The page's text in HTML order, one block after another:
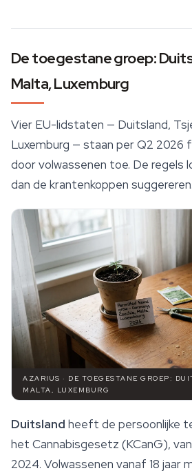
De toegestane groep:
Malta, Luxemburg
Vier EU-lidstaten — Duitsland,
Luxemburg — staan per Q2 2026
door volwassenen toe. De regels
dan de krantenkoppen suggereren.
AZARIUS · DE TOEGESTANE GROEP:
MALTA, LUXEMBURG
Duitsland heeft de persoonlijke
het Cannabisgesetz (KCanG),
2024. Volwassenen vanaf 18 jaar